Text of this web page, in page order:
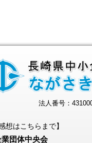
法人番号：
想はこちらまで】
団体中央会